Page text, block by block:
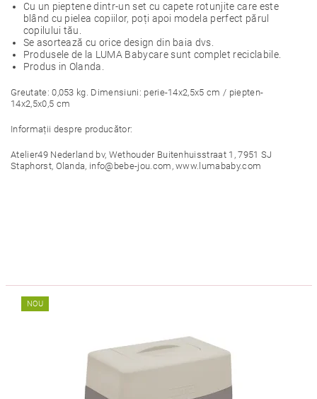
Cu un pieptene dintr-un set cu capete rotunjite care este
blând cu pielea copiilor, poți apoi modela perfect părul
copilului tău.
Se asortează cu orice design din baia dvs.
Produsele de la LUMA Babycare sunt complet reciclabile.
Produs in Olanda.
Greutate: 0,053 kg. Dimensiuni: perie-14x2,5x5 cm / piepten-
14x2,5x0,5 cm
Informații despre producător:
Atelier49 Nederland bv, Wethouder Buitenhuisstraat 1, 7951 SJ
Staphorst, Olanda, info@bebe-jou.com, www.lumababy.com
NOU